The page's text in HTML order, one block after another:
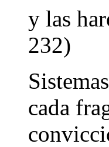
y las
232)
cada